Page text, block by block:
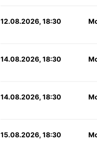
12.08.2026, 18:30
14.08.2026, 18:30
14.08.2026, 18:30
15.08.2026, 18:30